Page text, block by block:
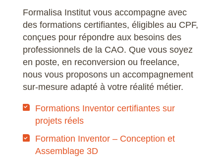
Formalisa Institut vous accompagne avec
des formations certifiantes, éligibles au CPF,
conçues pour répondre aux besoins des
professionnels de la CAO. Que vous soyez
en poste, en reconversion ou freelance,
nous vous proposons un accompagnement
sur-mesure adapté à votre réalité métier.
Formations Inventor certifiantes sur
projets réels
Formation Inventor – Conception et
Assemblage 3D